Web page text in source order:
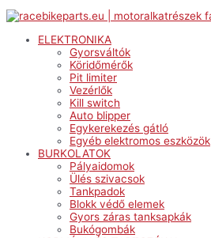
Menu
ELEKTRONIKA
Gyorsváltók
Köridőmérők
Pit limiter
Vezérlők
Kill switch
Auto blipper
Egykerekezés gátló
Egyéb elektromos eszközök
BURKOLATOK
Pályaidomok
Ülés szivacsok
Tankpadok
Blokk védő elemek
Gyors záras tanksapkák
Bukógombák